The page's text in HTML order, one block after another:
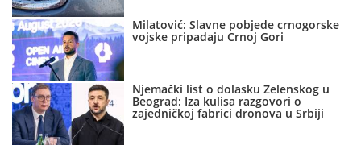
Milatović: Slavne pobjede crnogorske
vojske pripadaju Crnoj Gori
Njemački list o dolasku Zelenskog u
Beograd: Iza kulisa razgovori o
zajedničkoj fabrici dronova u Srbiji